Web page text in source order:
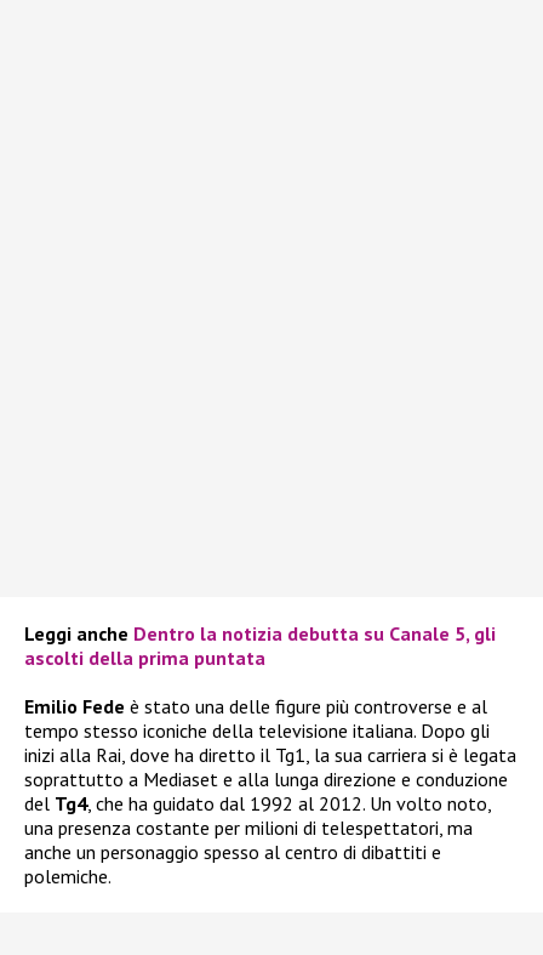
Leggi anche Dentro la notizia debutta su Canale 5, gli
ascolti della prima puntata
Emilio Fede è stato una delle figure più controverse e al
tempo stesso iconiche della televisione italiana. Dopo gli
inizi alla Rai, dove ha diretto il Tg1, la sua carriera si è legata
soprattutto a Mediaset e alla lunga direzione e conduzione
del Tg4, che ha guidato dal 1992 al 2012. Un volto noto,
una presenza costante per milioni di telespettatori, ma
anche un personaggio spesso al centro di dibattiti e
polemiche.